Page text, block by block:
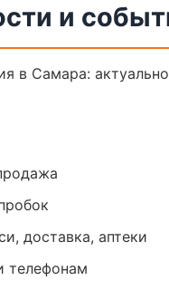
и
в Самара:
доставка, аптеки
телефонам